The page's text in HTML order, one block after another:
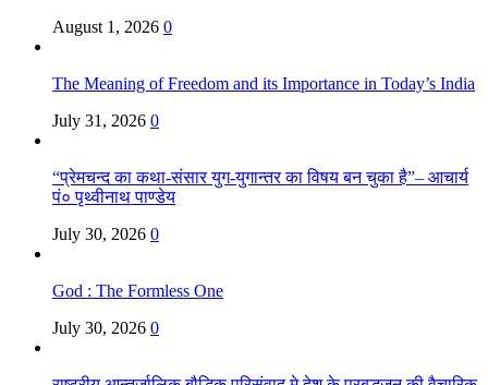
August 1, 2026 0
The Meaning of Freedom and its Importance in Today’s India
July 31, 2026 0
“प्रेमचन्द का कथा-संसार युग-युगान्तर का विषय बन चुका है”– आचार्य
पं० पृथ्वीनाथ पाण्डेय
July 30, 2026 0
God : The Formless One
July 30, 2026 0